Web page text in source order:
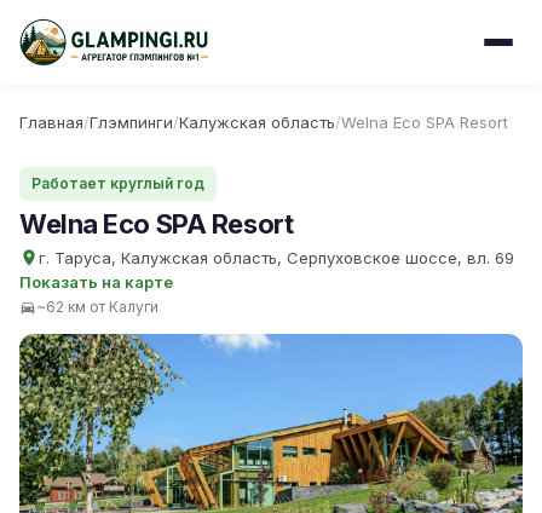
Главная/Глэмпинги/Калужская область/Welna Eco SPA Resort
Работает круглый год
Welna Eco SPA Resort
г. Таруса, Калужская область, Серпуховское шоссе, вл. 69
Показать на карте
~62 км от Калуги